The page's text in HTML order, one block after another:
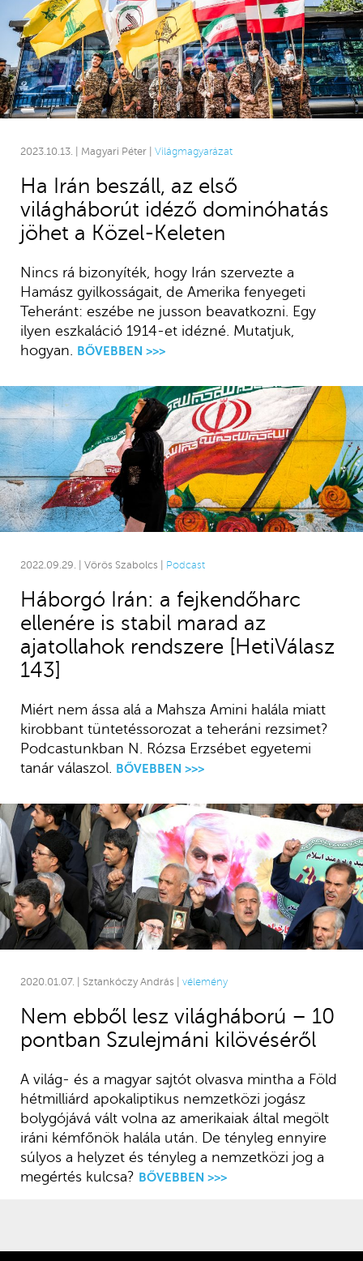
2023.10.13. | Magyari Péter | Világmagyarázat
Ha Irán beszáll, az első
világháborút idéző dominóhatás
jöhet a Közel-Keleten
Nincs rá bizonyíték, hogy Irán szervezte a
Hamász gyilkosságait, de Amerika fenyegeti
Teheránt: eszébe ne jusson beavatkozni. Egy
ilyen eszkaláció 1914-et idézné. Mutatjuk,
hogyan.
BŐVEBBEN >>>
2022.09.29. | Vörös Szabolcs | Podcast
Háborgó Irán: a fejkendőharc
ellenére is stabil marad az
ajatollahok rendszere [HetiVálasz
143]
Miért nem ássa alá a Mahsza Amini halála miatt
kirobbant tüntetéssorozat a teheráni rezsimet?
Podcastunkban N. Rózsa Erzsébet egyetemi
tanár válaszol.
BŐVEBBEN >>>
2020.01.07. | Sztankóczy András | vélemény
Nem ebből lesz világháború – 10
pontban Szulejmáni kilövéséről
A világ- és a magyar sajtót olvasva mintha a Föld
hétmilliárd apokaliptikus nemzetközi jogász
bolygójává vált volna az amerikaiak által megölt
iráni kémfőnök halála után. De tényleg ennyire
súlyos a helyzet és tényleg a nemzetközi jog a
megértés kulcsa? BŐVEBBEN >>>